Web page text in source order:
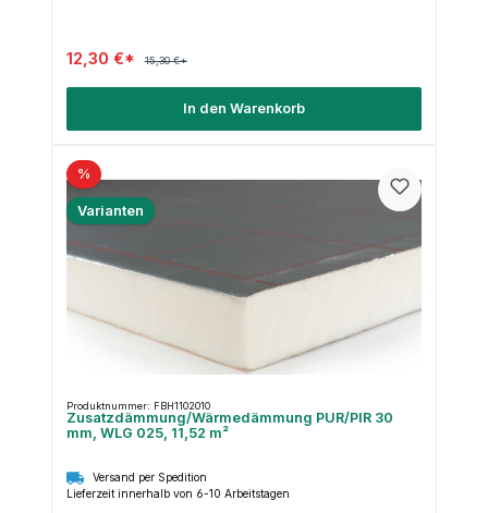
12,30 €* 15,30 €*
In den Warenkorb
%
Varianten
Produktnummer: FBH1102010
Zusatzdämmung/Wärmedämmung PUR/PIR 30
mm, WLG 025, 11,52 m²
Versand per Spedition
Lieferzeit innerhalb von 6-10 Arbeitstagen